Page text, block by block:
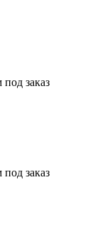
заказ
заказ